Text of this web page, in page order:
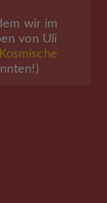
wir im
von Uli
Kosmische